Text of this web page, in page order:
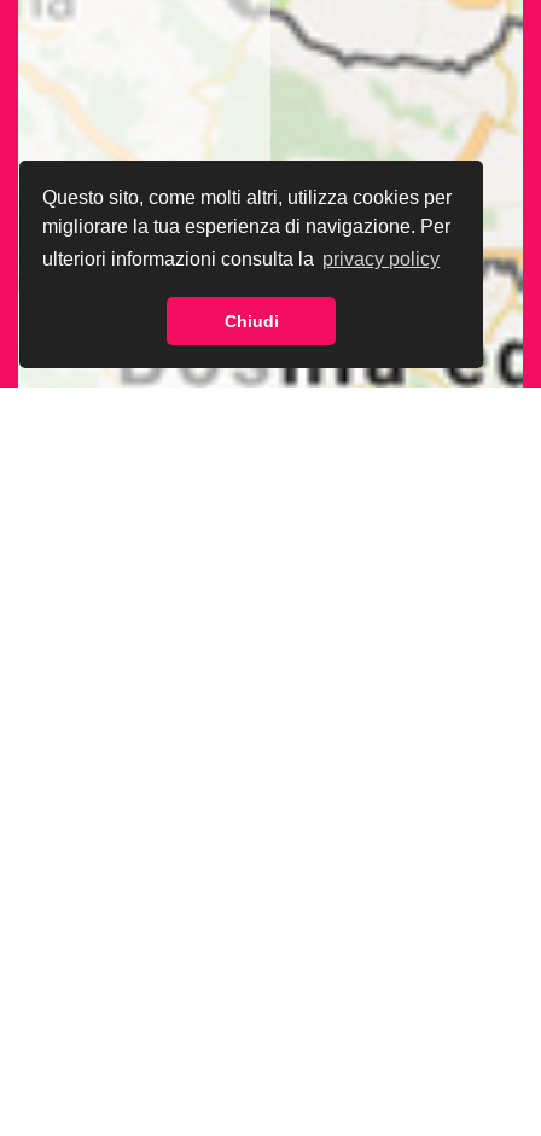
Questo sito, come molti altri, utilizza cookies per
migliorare la tua esperienza di navigazione. Per
ulteriori informazioni consulta la privacy policy
Chiudi